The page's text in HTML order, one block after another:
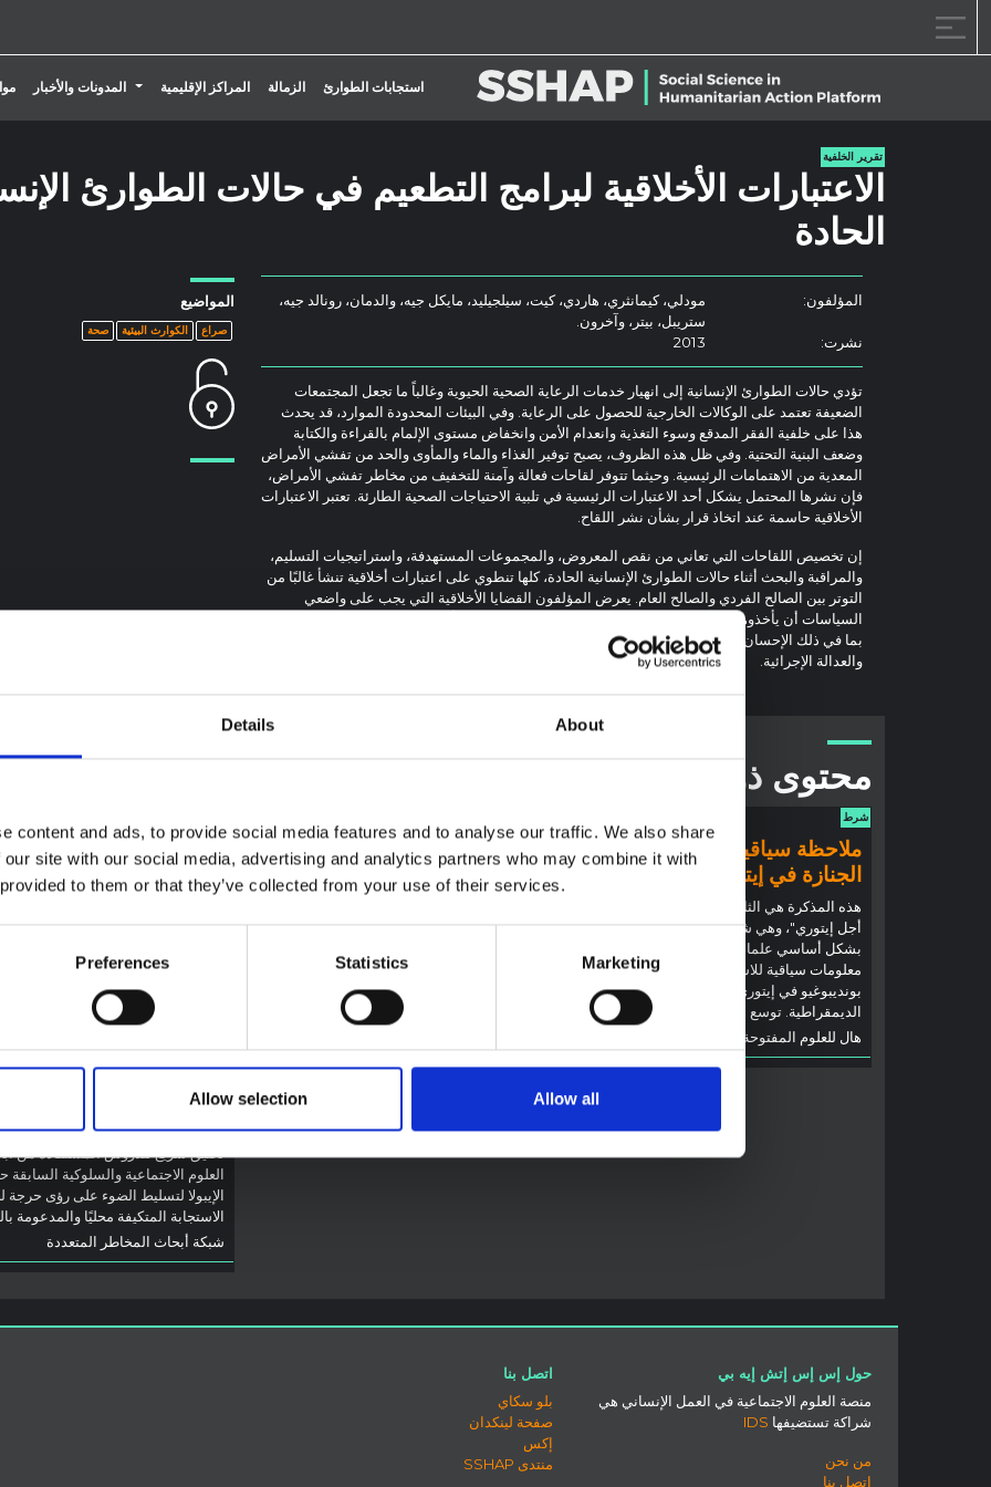
Details About
content and ads, to provide social media features and to analyse our traffic. We also share
site with our social media, advertising and analytics partners who may combine it with
to them or that they’ve collected from your use of their services.
Preferences Statistics Marketing
Allow selection Allow all
استجابات الطوارئ الزمالة المراكز الإقليمية
تبديل القائمة المنسدلة
المدونات والأخبار
تقرير الخلفية
الاعتبارات الأخلاقية لبرامج التطعيم في حالات الطوارئ
الحادة
المؤلفون:
مودلي، كيمانثري، هاردي، كيت، سيلجيليد، مايكل جيه، والدمان، رونالد جيه،
ستريبل، بيتر، وآخرون.
نشرت:
2013
تؤدي حالات الطوارئ الإنسانية إلى انهيار خدمات الرعاية الصحية الحيوية وغالباً ما تجعل المجتمعات
الضعيفة تعتمد على الوكالات الخارجية للحصول على الرعاية. وفي البيئات المحدودة الموارد، قد يحدث
هذا على خلفية الفقر المدقع وسوء التغذية وانعدام الأمن وانخفاض مستوى الإلمام بالقراءة والكتابة
وضعف البنية التحتية. وفي ظل هذه الظروف، يصبح توفير الغذاء والماء والمأوى والحد من تفشي الأمراض
المعدية من الاهتمامات الرئيسية. وحيثما تتوفر لقاحات فعالة وآمنة للتخفيف من مخاطر تفشي الأمراض،
فإن نشرها المحتمل يشكل أحد الاعتبارات الرئيسية في تلبية الاحتياجات الصحية الطارئة. تعتبر الاعتبارات
الأخلاقية حاسمة عند اتخاذ قرار بشأن نشر اللقاح.
إن تخصيص اللقاحات التي تعاني من نقص المعروض، والمجموعات المستهدفة، واستراتيجيات التسليم،
والمراقبة والبحث أثناء حالات الطوارئ الإنسانية الحادة، كلها تنطوي على اعتبارات أخلاقية تنشأ غالبًا من
التوتر بين الصالح الفردي والصالح العام. يعرض المؤلفون القضايا الأخلاقية التي يجب على واضعي
السياسات أن يأخذوها في الاعتبار عند النظر في نشر التطعيم الشامل أثناء حالات الطوارئ الإنسانية،
بما في ذلك الإحسان (واجب الرعاية وقاعدة الإنقاذ)، وعدم الإيذاء، والاستقلالية والموافقة، والتوزيع.
والعدالة الإجرائية.
المواضيع
صراع الكوارث البيئية صحة
محتوى ذو صلة
شرط
ملاحظة سياقية: ممارسات
الجنازة في إيتوري
هذه المذكرة هي الثانية التي ينتجها "التجمع من
أجل إيتوري"، وهي شبكة غير رسمية يقودها
بشكل أساسي علماء اجتماعيون يقدمون
معلومات سياقية للاستجابة لتفشي إيبولا
بونديبوغيو في إيتوري، شرق جمهورية الكونغو
الديمقراطية. توسع هذه المذكرة في ...
هال للعلوم المفتوحة
ملاحظة سياقية حول تفشي
إيبولا بونديبوغيو في إيتوري
(2026)
إيتوري، التي تتأثر حاليًا بتفشي فيروس إيبولا
بوندييبوغيو. لا تتناول المذكرة مباشرة الأخبار
والتطورات الأخيرة في الاستجابة لفيروس
إيبولا، بل تقدم السياق العام الذي تعمل فيه
توصيات: التخليق السريع
لدروس العلوم الاجتماعية
والسلوكية حول الإيبولا
تفشي فيروس بونديبوغيو
تخليق سريع للدروس المستفادة من
العلوم الاجتماعية والسلوكية السابقة
الإيبولا لتسليط الضوء على رؤى حرجة
الاستجابة المتكيفة محليًا والمدعومة
شبكة أبحاث المخاطر المتعددة
حول إس إس إتش إيه بي
منصة العلوم الاجتماعية في العمل الإنساني هي
شراكة تستضيفها IDS
من نحن
اتصل بنا
اتصل بنا
بلو سكاي
صفحة لينكدان
إكس
منتدى SSHAP